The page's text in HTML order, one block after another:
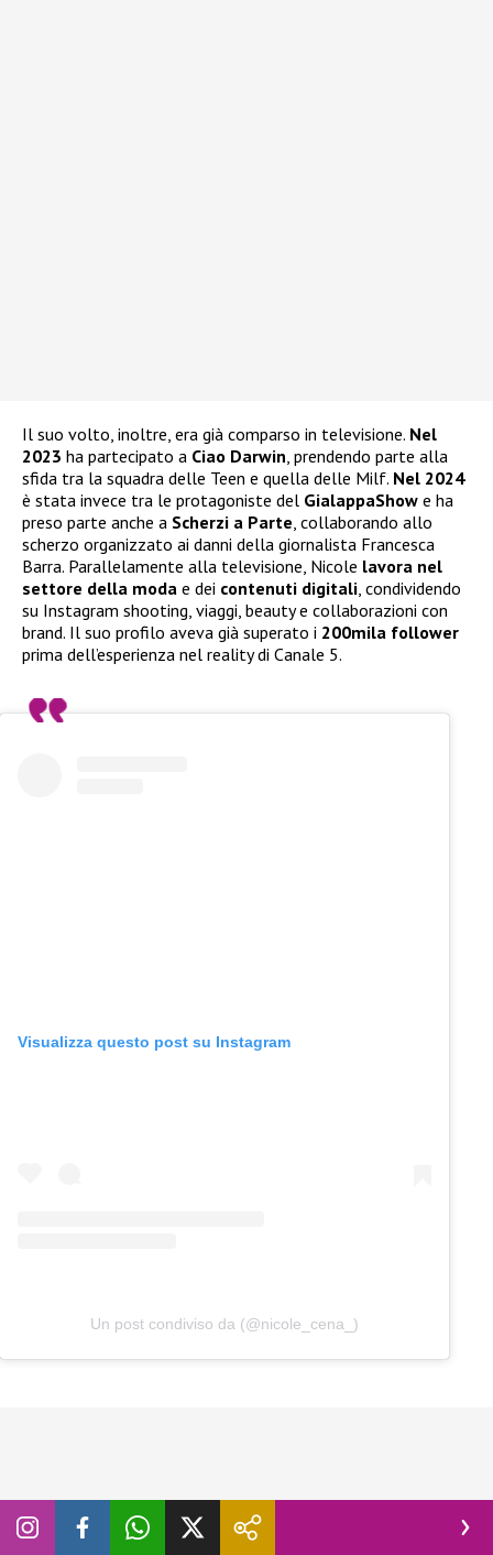
Il suo volto, inoltre, era già comparso in televisione. Nel
2023 ha partecipato a Ciao Darwin , prendendo parte alla
sfida tra la squadra delle Teen e quella delle Milf. Nel 2024
è stata invece tra le protagoniste del GialappaShow e ha
preso parte anche a Scherzi a Parte , collaborando allo
scherzo organizzato ai danni della giornalista Francesca
Barra. Parallelamente alla televisione, Nicole lavora nel
settore della moda e dei contenuti digitali , condividendo
su Instagram shooting, viaggi, beauty e collaborazioni con
brand. Il suo profilo aveva già superato i 200mila follower
prima dell’esperienza nel reality di Canale 5.
Visualizza questo post su Instagram
Un post condiviso da (@nicole_cena_)